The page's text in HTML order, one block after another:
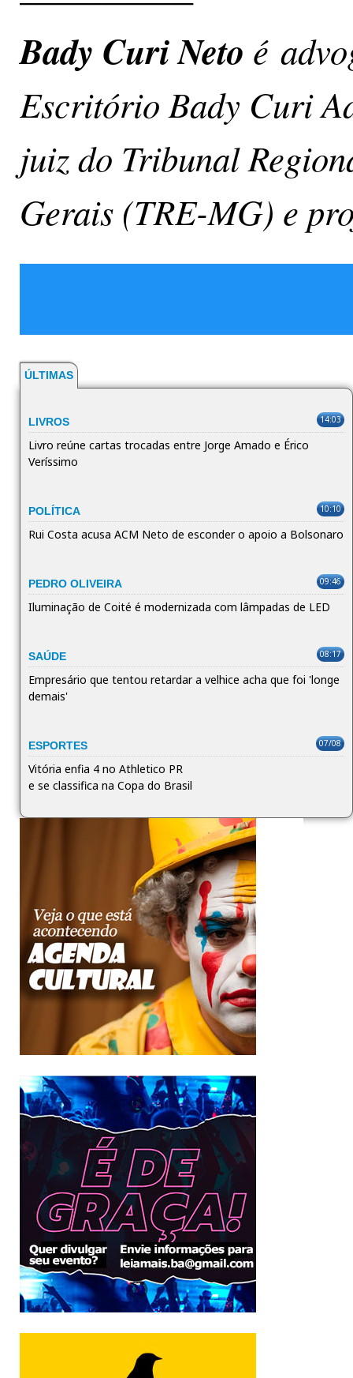
Bady Curi Neto é
Escritório Bady Curi
juiz do Tribunal
Gerais (TRE-MG) e
ÚLTIMAS
LIVROS 14:03
Livro reúne cartas trocadas entre Jorge Amado e Érico
Veríssimo
POLÍTICA 10:10
Rui Costa acusa ACM Neto de esconder o apoio a Bolsonaro
PEDRO OLIVEIRA 09:46
Iluminação de Coité é modernizada com lâmpadas de LED
SAÚDE 08:17
Empresário que tentou retardar a velhice acha que foi 'longe
demais'
ESPORTES 07/08
Vitória enfia 4 no Athletico PR
e se classifica na Copa do Brasil